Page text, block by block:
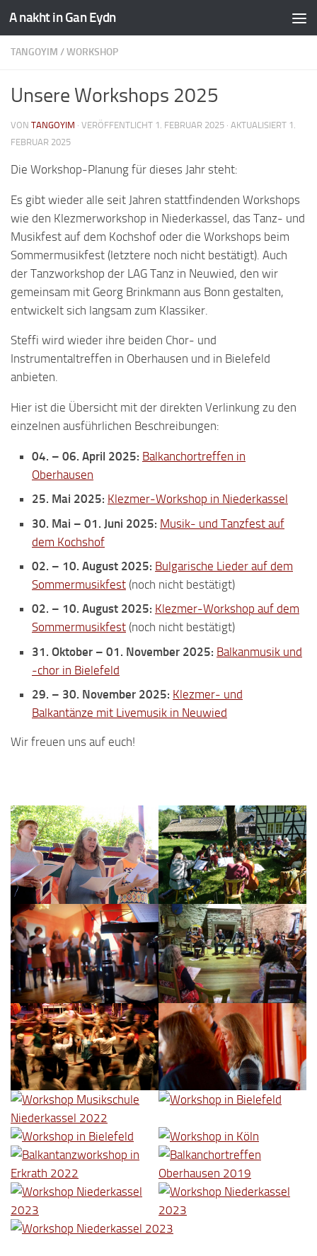
A nakht in Gan Eydn
TANGOYIM /WORKSHOP
Unsere Workshops 2025
VON TANGOYIM · VERÖFFENTLICHT 1. FEBRUAR 2025 · AKTUALISIERT 1.
FEBRUAR 2025
Die Workshop-Planung für dieses Jahr steht:
Es gibt wieder alle seit Jahren stattfindenden Workshops
wie den Klezmerworkshop in Niederkassel, das Tanz- und
Musikfest auf dem Kochshof oder die Workshops beim
Sommermusikfest (letztere noch nicht bestätigt). Auch
der Tanzworkshop der LAG Tanz in Neuwied, den wir
gemeinsam mit Georg Brinkmann aus Bonn gestalten,
entwickelt sich langsam zum Klassiker.
Steffi wird wieder ihre beiden Chor- und
Instrumentaltreffen in Oberhausen und in Bielefeld
anbieten.
Hier ist die Übersicht mit der direkten Verlinkung zu den
einzelnen ausführlichen Beschreibungen:
04. – 06. April 2025: Balkanchortreffen in
Oberhausen
25. Mai 2025: Klezmer-Workshop in Niederkassel
30. Mai – 01. Juni 2025: Musik- und Tanzfest auf
dem Kochshof
02. – 10. August 2025: Bulgarische Lieder auf dem
Sommermusikfest (noch nicht bestätigt)
02. – 10. August 2025: Klezmer-Workshop auf dem
Sommermusikfest (noch nicht bestätigt)
31. Oktober – 01. November 2025: Balkanmusik und
-chor in Bielefeld
29. – 30. November 2025: Klezmer- und
Balkantänze mit Livemusik in Neuwied
Wir freuen uns auf euch!